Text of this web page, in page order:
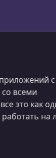
с
всеми
это как
работать на